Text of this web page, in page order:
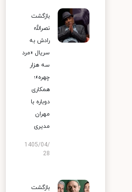
بازگشت
نصرالله
رادش به
سریال «مرد
سه هزار
چهره»؛
همکاری
دوباره با
مهران
مدیری
1405/04/
28
بازگشت